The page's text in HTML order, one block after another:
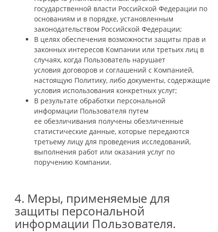
государственной власти Российской Федерации по
основаниям и в порядке, установленным
законодательством Российской Федерации;
В целях обеспечения возможности защиты прав и
законных интересов Компании или третьих лиц в
случаях, когда Пользователь нарушает
условия договоров и соглашений с Компанией,
настоящую Политику, либо документы, содержащие
условия использования конкретных услуг;
В результате обработки персональной
информации Пользователя путем
ее обезличивания получены обезличенные
статистические данные, которые передаются
третьему лицу для проведения исследований,
выполнения работ или оказания услуг по
поручению Компании.
4. Меры, применяемые для
защиты персональной
информации Пользователя.